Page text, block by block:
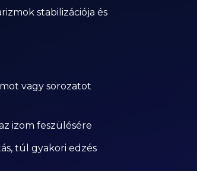
stabilizációja és
vagy sorozatot
izom feszülésére
túl gyakori edzés